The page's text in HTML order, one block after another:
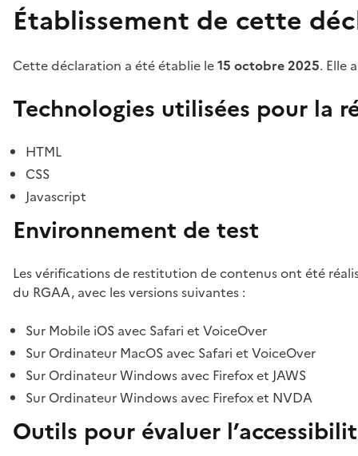
Établissement de cette
Cette déclaration a été établie le15 octobre 2025. Elle
Technologies utilisées pour la
HTML
CSS
Javascript
Environnement de test
Les vérifications de restitution de contenus ont été
du RGAA, avec les versions suivantes :
Sur Mobile iOS avec Safari et VoiceOver
Sur Ordinateur MacOS avec Safari et VoiceOver
Sur Ordinateur Windows avec Firefox et JAWS
Sur Ordinateur Windows avec Firefox et NVDA
Outils pour évaluer